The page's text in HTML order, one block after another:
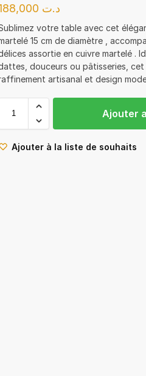
د.ت
votre table avec cet
15 cm de diamètre ,
assortie en cuivre martelé .
douceurs ou pâtisseries, cet
artisanal et design
Ajouter
Ajouter à la liste de souhaits